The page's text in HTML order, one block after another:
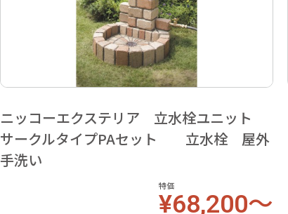
ニッコーエクステリア 立水栓ユニット
サークルタイプPAセット 立水栓 屋外
手洗い
特価
¥68,200～